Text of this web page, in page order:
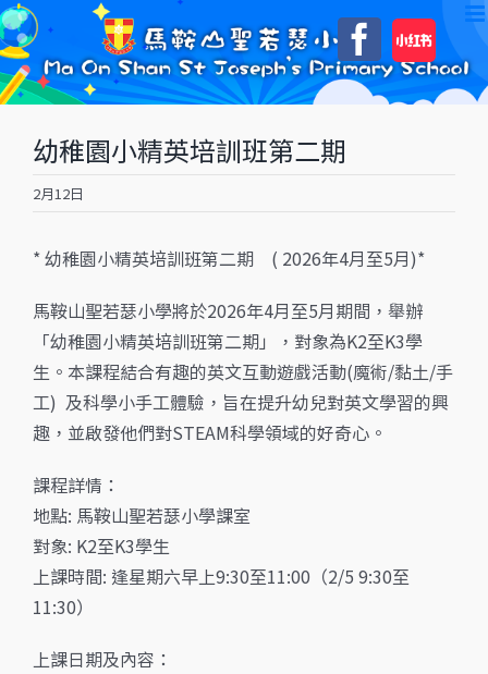
Skip
to
content
自
訂
幼稚園小精英培訓班第二期
2月12日
* 幼稚園小精英培訓班第二期 ( 2026年4月至5月)*
馬鞍山聖若瑟小學將於2026年4月至5月期間，舉辦
「幼稚園小精英培訓班第二期」，對象為K2至K3學
生。本課程結合有趣的英文互動遊戲活動(魔術/黏土/手
工) 及科學小手工體驗，旨在提升幼兒對英文學習的興
趣，並啟發他們對STEAM科學領域的好奇心。
課程詳情：
地點: 馬鞍山聖若瑟小學課室
對象: K2至K3學生
上課時間: 逢星期六早上9:30至11:00（2/5 9:30至
11:30）
上課日期及內容：